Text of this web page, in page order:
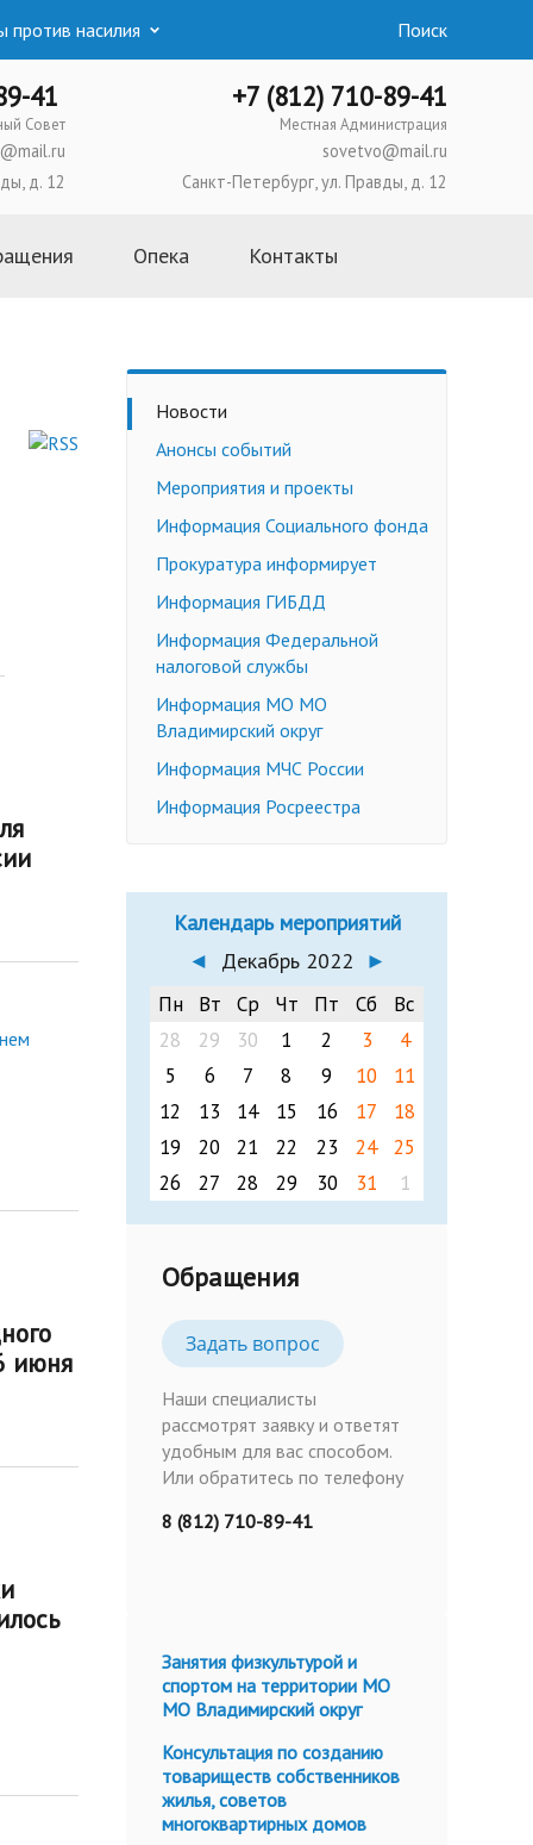
против насилия Поиск
41
Совет
+7 (812) 710-89-41
Местная Администрация
sovetvo@mail.ru
д. 12
Санкт-Петербург, ул. Правды, д. 12
Опека
Школа приемных родителей
Усыновление
Трудоустройство
несовершеннолетних
Недееспособные граждане
Эмансипация
Изменение имени и фамилии
несовершеннолетнему до 14 лет
Формы заявлений
Действующее законодательство
Контакты
июня
Новости
Анонсы событий
Мероприятия и проекты
Информация Социального фонда
Прокуратура информирует
Информация ГИБДД
Информация Федеральной
налоговой службы
Информация МО МО
Владимирский округ
Информация МЧС России
Информация Росреестра
Календарь мероприятий
◄
Декабрь 2022 ►
Пн Вт Ср Чт Пт Сб
Вс
28
29 30 1 2 3
4
5
6 7 8 9 10
11
12
13 14 15 16 17
18
19
20 21 22 23 24
25
26
27 28 29 30 31 1
Обращения
Задать вопрос
Наши специалисты
рассмотрят заявку и ответят
удобным для вас способом.
Или обратитесь по телефону
8 (812) 710-89-41
Занятия физкультурой и
спортом на территории МО
МО Владимирский округ
Консультация по созданию
товариществ собственников
жилья, советов
многоквартирных домов